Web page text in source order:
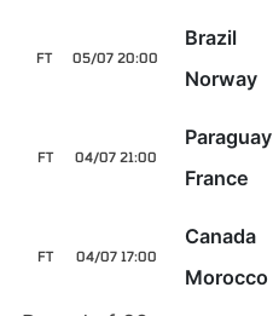
05/07 20:00
FT
Brazil
Norway
04/07 21:00
FT
Paraguay
France
04/07 17:00
FT
Canada
Morocco